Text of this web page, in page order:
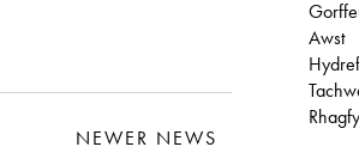
NEWER NEWS
Awst
Hydref